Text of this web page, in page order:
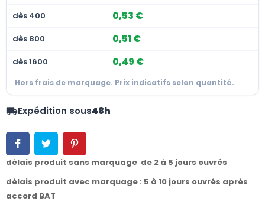
dès 400 0,53 €
dès 800 0,51 €
dès 1600 0,49 €
Hors frais de marquage. Prix indicatifs selon quantité.
local_shippingExpédition sous48h
délais produit sans marquage de 2 à 5 jours ouvrés
délais produit avec marquage : 5 à 10 jours ouvrés après
accord BAT